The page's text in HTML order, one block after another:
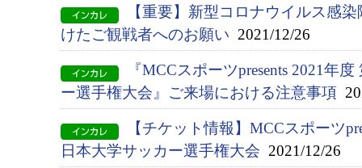
【重要】新型コロナウイルス感
けたご観戦者へのお願い 2021/12/26
『MCCスポーツpresents 2021年
ー選手権大会』ご来場における注意事項
【チケット情報】MCCスポーツ
日本大学サッカー選手権大会 2021/12/26